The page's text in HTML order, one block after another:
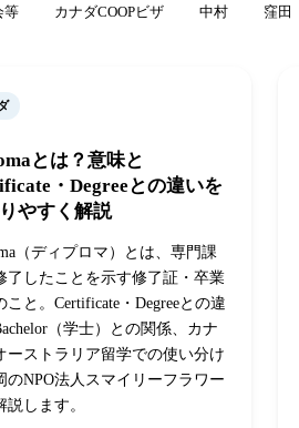
等 カナダCOOPビザ 中村 窪田
とは？意味と
・Degreeとの違いを
やすく解説
（ディプロマ）とは、専門課
了したことを示す修了証・卒業
こと。Certificate・Degreeとの違
（学士）との関係、カナ
ーストラリア留学での使い分け
のNPO法人スマイリーフラワー
説します。